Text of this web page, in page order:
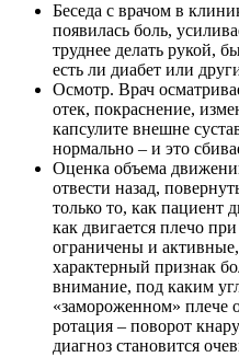
Беседа с врачом в
появилась боль,
труднее делать рукой,
есть ли диабет или
Осмотр. Врач
отек, покраснение,
капсулите внешне
нормально – и это
Оценка объема
отвести назад,
только то, как пациент
как двигается плечо
ограничены и
характерный признак
внимание, под каким
«замороженном» плече
ротация – поворот
диагноз становится